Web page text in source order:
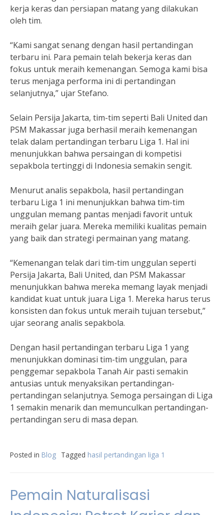
kerja keras dan persiapan matang yang dilakukan
oleh tim.
“Kami sangat senang dengan hasil pertandingan
terbaru ini. Para pemain telah bekerja keras dan
fokus untuk meraih kemenangan. Semoga kami bisa
terus menjaga performa ini di pertandingan
selanjutnya,” ujar Stefano.
Selain Persija Jakarta, tim-tim seperti Bali United dan
PSM Makassar juga berhasil meraih kemenangan
telak dalam pertandingan terbaru Liga 1. Hal ini
menunjukkan bahwa persaingan di kompetisi
sepakbola tertinggi di Indonesia semakin sengit.
Menurut analis sepakbola, hasil pertandingan
terbaru Liga 1 ini menunjukkan bahwa tim-tim
unggulan memang pantas menjadi favorit untuk
meraih gelar juara. Mereka memiliki kualitas pemain
yang baik dan strategi permainan yang matang.
“Kemenangan telak dari tim-tim unggulan seperti
Persija Jakarta, Bali United, dan PSM Makassar
menunjukkan bahwa mereka memang layak menjadi
kandidat kuat untuk juara Liga 1. Mereka harus terus
konsisten dan fokus untuk meraih tujuan tersebut,”
ujar seorang analis sepakbola.
Dengan hasil pertandingan terbaru Liga 1 yang
menunjukkan dominasi tim-tim unggulan, para
penggemar sepakbola Tanah Air pasti semakin
antusias untuk menyaksikan pertandingan-
pertandingan selanjutnya. Semoga persaingan di Liga
1 semakin menarik dan memunculkan pertandingan-
pertandingan seru di masa depan.
Posted in Blog Tagged hasil pertandingan liga 1
Pemain Naturalisasi